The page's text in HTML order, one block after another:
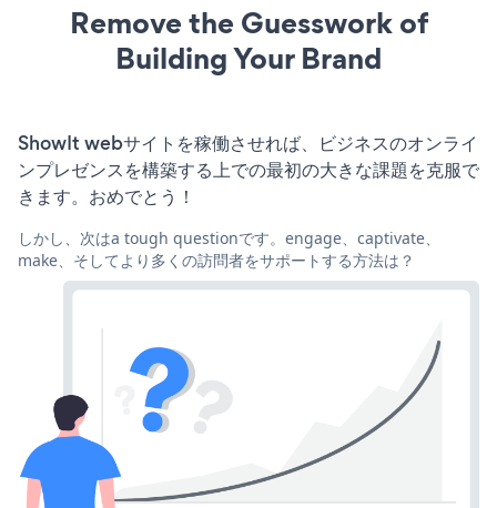
Remove the Guesswork of
Building Your Brand
ShowIt webサイトを稼働させれば、ビジネスのオンライ
ンプレゼンスを構築する上での最初の大きな課題を克服で
きます。おめでとう！
しかし、次はa tough questionです。engage、captivate、
make、そしてより多くの訪問者をサポートする方法は？